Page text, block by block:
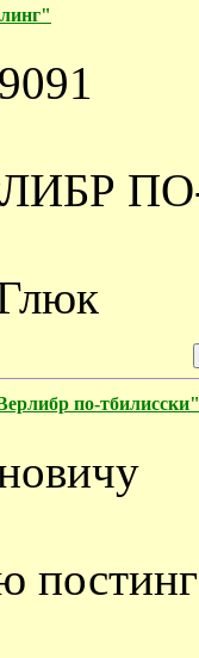
по-тбилисски"